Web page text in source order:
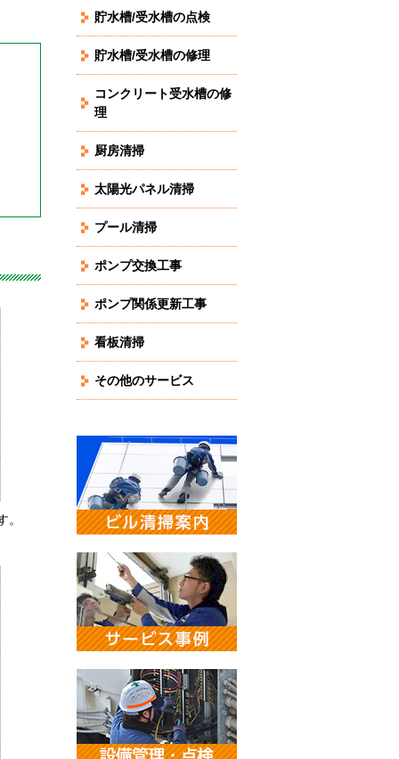
貯水槽/受水槽の点検
貯水槽/受水槽の修理
コンクリート受水槽の修
理
厨房清掃
太陽光パネル清掃
プール清掃
ポンプ交換工事
ポンプ関係更新工事
看板清掃
その他のサービス